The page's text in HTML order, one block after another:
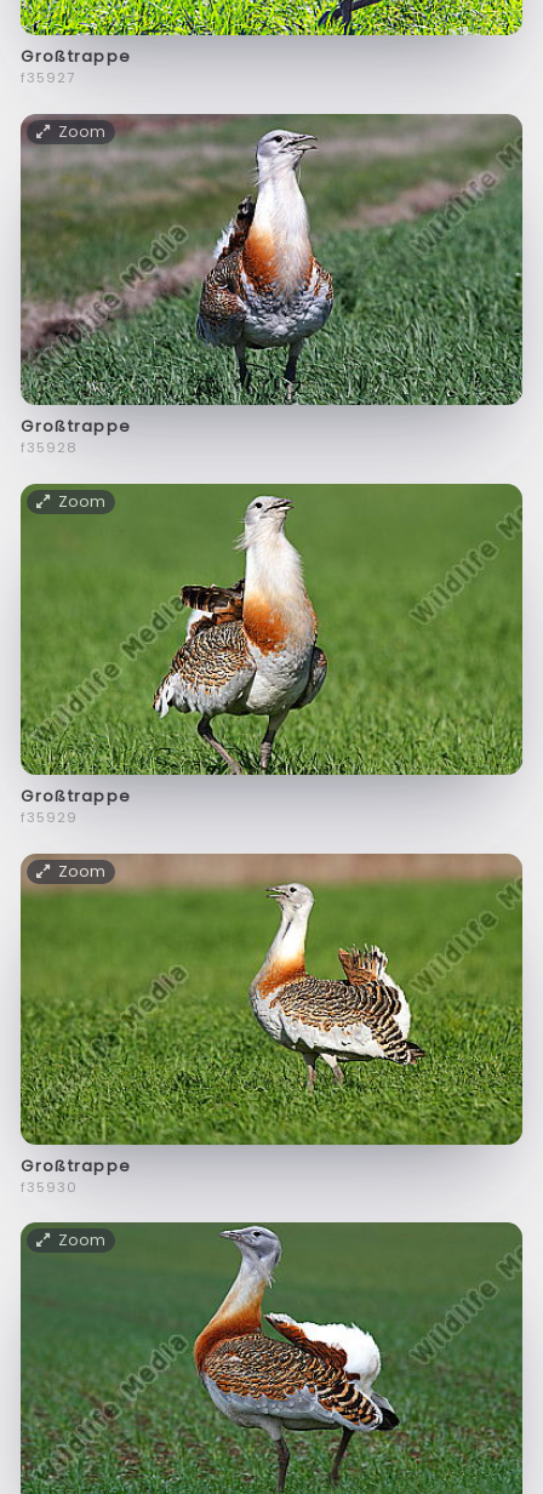
Großtrappe
f35927
Zoom
Großtrappe
f35928
Zoom
Großtrappe
f35929
Zoom
Großtrappe
f35930
Zoom